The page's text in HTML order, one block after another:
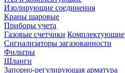
Изолирующие соединения
Краны шаровые
Приборы учета
Газовые счетчики Комплектующие
Сигнализаторы загазованности
Фильтры
Шланги
Запорно-регулирующая арматура